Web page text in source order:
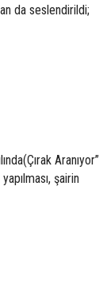
da seslendirildi;
Aranıyor”
şairin